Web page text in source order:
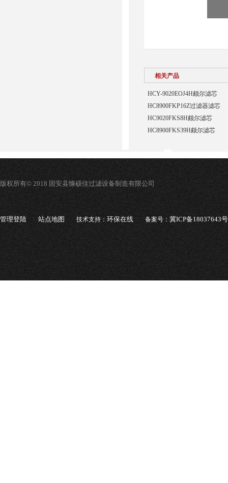
相关产品
HCY-9020EOJ4H颇尔滤芯
HC8900FKP16Z过滤器滤芯
HC9020FKS8H颇尔滤芯
HC8900FKS39H颇尔滤芯
版权所有© 2018 固安县慷硕佳过滤设备制造有限公司
管理登陆 站点地图 技术支持：环保在线 备案号：冀ICP备18037643